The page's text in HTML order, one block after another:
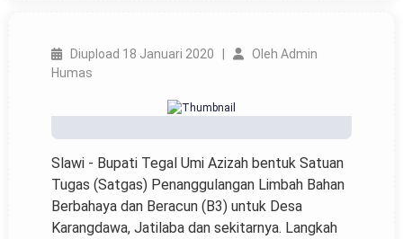
Diupload 18 Januari 2020 |
Oleh Admin
Humas
Slawi - Bupati Tegal Umi Azizah bentuk Satuan
Tugas (Satgas) Penanggulangan Limbah Bahan
Berbahaya dan Beracun (B3) untuk Desa
Karangdawa, Jatilaba dan sekitarnya. Langkah